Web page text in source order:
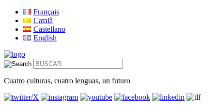
Français
Català
Castellano
English
Cuatro culturas, cuatro lenguas, un futuro